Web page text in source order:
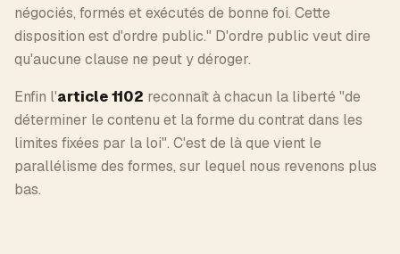
négociés, formés et exécutés de bonne foi. Cette
disposition est d'ordre public." D'ordre public veut dire
qu'aucune clause ne peut y déroger.
Enfin l'article 1102 reconnaît à chacun la liberté "de
déterminer le contenu et la forme du contrat dans les
limites fixées par la loi". C'est de là que vient le
parallélisme des formes, sur lequel nous revenons plus
bas.